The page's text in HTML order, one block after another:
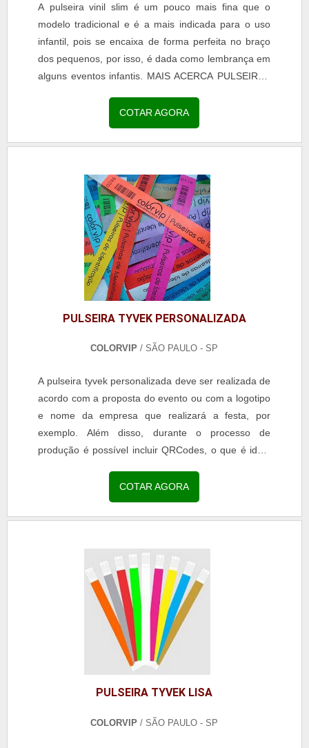
A pulseira vinil slim é um pouco mais fina que o
modelo tradicional e é a mais indicada para o uso
infantil, pois se encaixa de forma perfeita no braço
dos pequenos, por isso, é dada como lembrança em
alguns eventos infantis. MAIS ACERCA PULSEIRAS
proporciona diversos benefícios para os usuários e
pode ser utilizado também para eventos adultos,
pois possui toda a elegância necessária para ofere...
COTAR AGORA
PULSEIRA TYVEK PERSONALIZADA
COLORVIP/ SÃO PAULO - SP
A pulseira tyvek personalizada deve ser realizada de
acordo com a proposta do evento ou com a logotipo
e nome da empresa que realizará a festa, por
exemplo. Além disso, durante o processo de
produção é possível incluir QRCodes, o que é ideal
SOBRE A PULSEIRA PERSONALIZADA Nesse caso,
é indicado que os clientes façam a escolha de cores
neutras, pois, assim, o processo de personalização
COTAR AGORA
PULSEIRA TYVEK LISA
COLORVIP/ SÃO PAULO - SP